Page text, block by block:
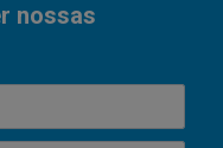
nossas